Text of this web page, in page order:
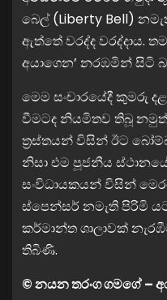
බෙල් (Liberty Bell)
ඇත්තේ වරද්ද වරද්දාය.
අයාගෙන’ නරඹමින් සිටි
මෙම සංචාරයේදී කුමරු
වීමටද නියමිතව තිබූ
ත්‍රස්තයන් විසින් ඊට
නිසා එම පූජනීය
සංවිධායකයන් විසින්
ස්පෙන්සර් නමැති පිරිමි
කර්මාන්ත ශාලාවක්
තිබිණි.
© නයන තරංග ගමගේ –